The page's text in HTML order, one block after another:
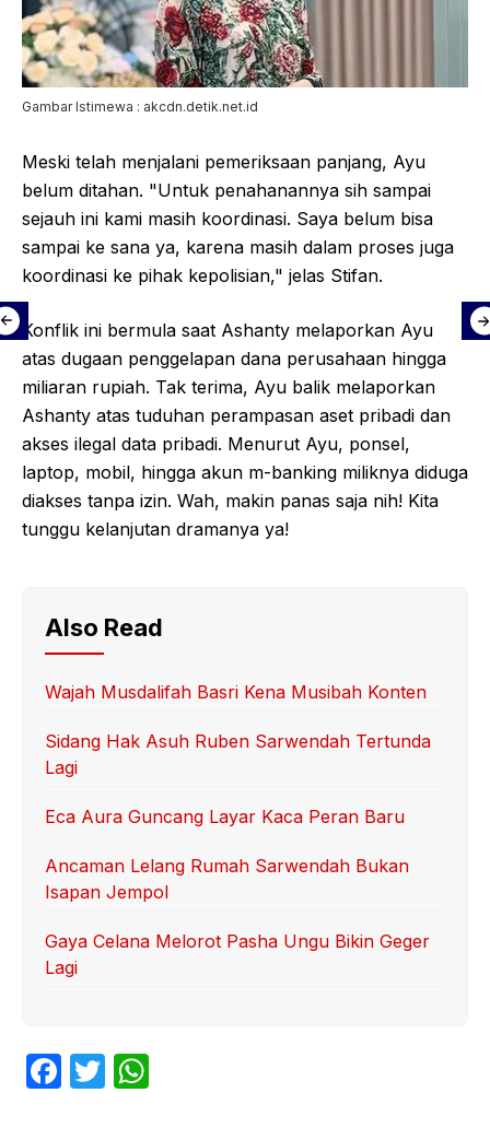
Gambar Istimewa : akcdn.detik.net.id
Meski telah menjalani pemeriksaan panjang, Ayu
belum ditahan. "Untuk penahanannya sih sampai
sejauh ini kami masih koordinasi. Saya belum bisa
sampai ke sana ya, karena masih dalam proses juga
koordinasi ke pihak kepolisian," jelas Stifan.
Konflik ini bermula saat Ashanty melaporkan Ayu
atas dugaan penggelapan dana perusahaan hingga
miliaran rupiah. Tak terima, Ayu balik melaporkan
Ashanty atas tuduhan perampasan aset pribadi dan
akses ilegal data pribadi. Menurut Ayu, ponsel,
laptop, mobil, hingga akun m-banking miliknya diduga
diakses tanpa izin. Wah, makin panas saja nih! Kita
tunggu kelanjutan dramanya ya!
Also Read
Wajah Musdalifah Basri Kena Musibah Konten
Sidang Hak Asuh Ruben Sarwendah Tertunda
Lagi
Eca Aura Guncang Layar Kaca Peran Baru
Ancaman Lelang Rumah Sarwendah Bukan
Isapan Jempol
Gaya Celana Melorot Pasha Ungu Bikin Geger
Lagi
F
T